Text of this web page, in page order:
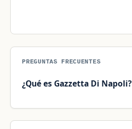
PREGUNTAS FRECUENTES
¿Qué es Gazzetta Di Napoli?